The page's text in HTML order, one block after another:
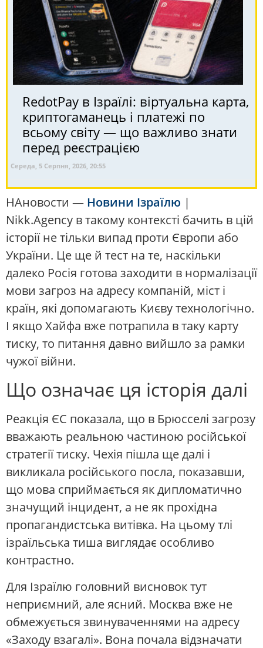
RedotPay в Ізраїлі: віртуальна карта,
криптогаманець і платежі по
всьому світу — що важливо знати
перед реєстрацією
Середа, 5 Серпня, 2026, 20:55
НАновости — Новини Ізраїлю |
Nikk.Agency в такому контексті бачить в цій
історії не тільки випад проти Європи або
України. Це ще й тест на те, наскільки
далеко Росія готова заходити в нормалізації
мови загроз на адресу компаній, міст і
країн, які допомагають Києву технологічно.
І якщо Хайфа вже потрапила в таку карту
тиску, то питання давно вийшло за рамки
чужої війни.
Що означає ця історія далі
Реакція ЄС показала, що в Брюсселі загрозу
вважають реальною частиною російської
стратегії тиску. Чехія пішла ще далі і
викликала російського посла, показавши,
що мова сприймається як дипломатично
значущий інцидент, а не як прохідна
пропагандистська витівка. На цьому тлі
ізраїльська тиша виглядає особливо
контрастно.
Для Ізраїлю головний висновок тут
неприємний, але ясний. Москва вже не
обмежується звинуваченнями на адресу
«Заходу взагалі». Вона почала відзначати